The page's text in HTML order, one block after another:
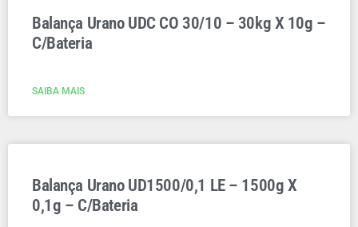
Balança Urano UDC CO 30/10 – 30kg X 10g –
C/Bateria
SAIBA MAIS
Balança Urano UD1500/0,1 LE – 1500g X
0,1g – C/Bateria